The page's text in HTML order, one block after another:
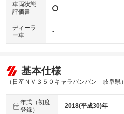
車両状態
評価書
ディーラ
ー車
-
基本仕様
（日産ＮＶ３５０キャラバンバン 岐阜県）
年式（初度
登録）
2018(平成30)年